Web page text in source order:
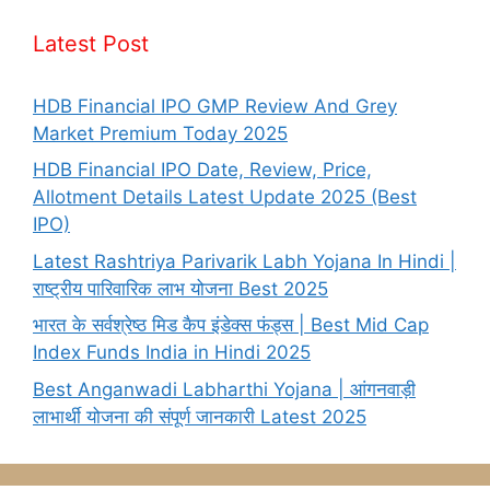
Latest Post
HDB Financial IPO GMP Review And Grey
Market Premium Today 2025
HDB Financial IPO Date, Review, Price,
Allotment Details Latest Update 2025 (Best
IPO)
Latest Rashtriya Parivarik Labh Yojana In Hindi |
राष्ट्रीय पारिवारिक लाभ योजना Best 2025
भारत के सर्वश्रेष्ठ मिड कैप इंडेक्स फंड्स | Best Mid Cap
Index Funds India in Hindi 2025
Best Anganwadi Labharthi Yojana | आंगनवाड़ी
लाभार्थी योजना की संपूर्ण जानकारी Latest 2025